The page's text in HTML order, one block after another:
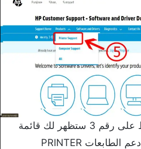
عند الضغط على رقم 3 ستظهر لك قائمة
قم باختيار دعم الطابعات PRINTER